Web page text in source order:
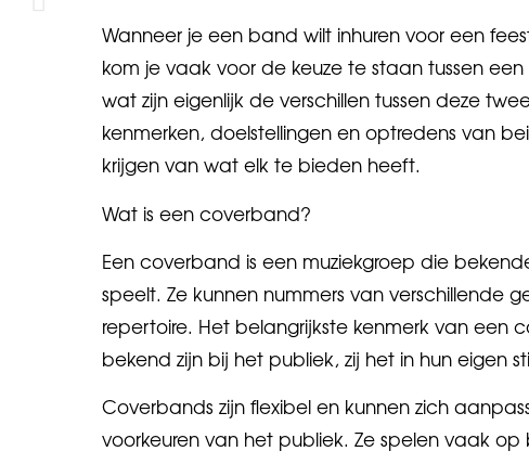
Wanneer je een band wilt inhuren voor een
kom je vaak voor de keuze te staan tussen
wat zijn eigenlijk de verschillen tussen deze
kenmerken, doelstellingen en optredens van
krijgen van wat elk te bieden heeft.
Wat is een coverband?
Een coverband is een muziekgroep die
speelt. Ze kunnen nummers van verschillende
repertoire. Het belangrijkste kenmerk van een
bekend zijn bij het publiek, zij het in hun eigen
Coverbands zijn flexibel en kunnen zich
voorkeuren van het publiek. Ze spelen vaak